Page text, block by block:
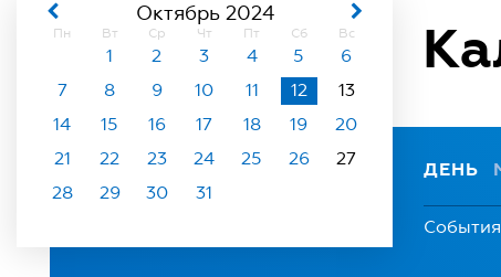
Октябрь 2024
Пн Вт Ср Чт Пт Сб Вс
1 2 3 4 5
6
7
8 9 10 11 12
13
14
15 16 17 18 19
20
21
22 23 24 25 26
27
28
29 30 31
ДЕНЬ
События